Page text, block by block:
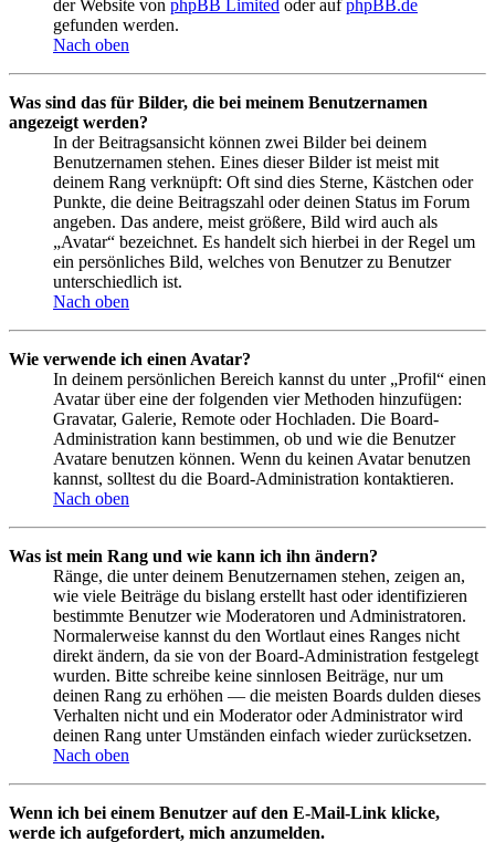
der Website von phpBB Limited oder aufphpBB.de
gefunden werden.
Nach oben
Was sind das für Bilder, die bei meinem Benutzernamen
angezeigt werden?
In der Beitragsansicht können zwei Bilder bei deinem
Benutzernamen stehen. Eines dieser Bilder ist meist mit
deinem Rang verknüpft: Oft sind dies Sterne, Kästchen oder
Punkte, die deine Beitragszahl oder deinen Status im Forum
angeben. Das andere, meist größere, Bild wird auch als
„Avatar“ bezeichnet. Es handelt sich hierbei in der Regel um
ein persönliches Bild, welches von Benutzer zu Benutzer
unterschiedlich ist.
Nach oben
Wie verwende ich einen Avatar?
In deinem persönlichen Bereich kannst du unter „Profil“ einen
Avatar über eine der folgenden vier Methoden hinzufügen:
Gravatar, Galerie, Remote oder Hochladen. Die Board-
Administration kann bestimmen, ob und wie die Benutzer
Avatare benutzen können. Wenn du keinen Avatar benutzen
kannst, solltest du die Board-Administration kontaktieren.
Nach oben
Was ist mein Rang und wie kann ich ihn ändern?
Ränge, die unter deinem Benutzernamen stehen, zeigen an,
wie viele Beiträge du bislang erstellt hast oder identifizieren
bestimmte Benutzer wie Moderatoren und Administratoren.
Normalerweise kannst du den Wortlaut eines Ranges nicht
direkt ändern, da sie von der Board-Administration festgelegt
wurden. Bitte schreibe keine sinnlosen Beiträge, nur um
deinen Rang zu erhöhen — die meisten Boards dulden dieses
Verhalten nicht und ein Moderator oder Administrator wird
deinen Rang unter Umständen einfach wieder zurücksetzen.
Nach oben
Wenn ich bei einem Benutzer auf den E-Mail-Link klicke,
werde ich aufgefordert, mich anzumelden.